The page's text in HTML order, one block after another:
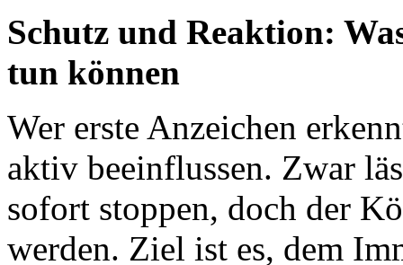
Schutz und Reaktion:
tun können
Wer erste Anzeichen
aktiv beeinflussen. Zwar
sofort stoppen, doch der
werden. Ziel ist es, dem